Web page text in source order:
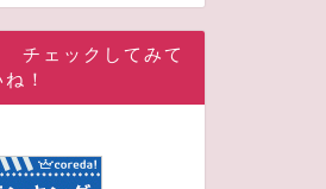
チェックしてみて
！